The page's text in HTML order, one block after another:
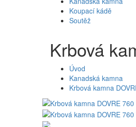
Koupací kádě
Soutěž
Krbová
Úvod
Kanadská kamna
Krbová kamna